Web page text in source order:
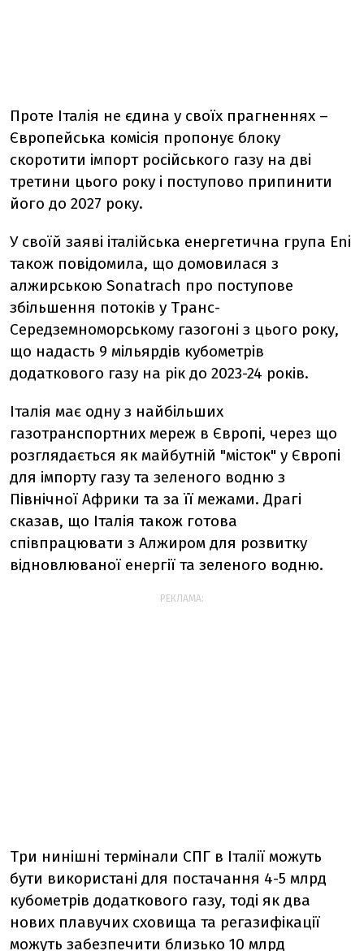
Проте Італія не єдина у своїх прагненнях –
Європейська комісія пропонує блоку
скоротити імпорт російського газу на дві
третини цього року і поступово припинити
його до 2027 року.
У своїй заяві італійська енергетична група Eni
також повідомила, що домовилася з
алжирською Sonatrach про поступове
збільшення потоків у Транс-
Середземноморському газогоні з цього року,
що надасть 9 мільярдів кубометрів
додаткового газу на рік до 2023-24 років.
Італія має одну з найбільших
газотранспортних мереж в Європі, через що
розглядається як майбутній "місток" у Європі
для імпорту газу та зеленого водню з
Північної Африки та за її межами. Драгі
сказав, що Італія також готова
співпрацювати з Алжиром для розвитку
відновлюваної енергії та зеленого водню.
РЕКЛАМА:
Три нинішні термінали СПГ в Італії можуть
бути використані для постачання 4-5 млрд
кубометрів додаткового газу, тоді як два
нових плавучих сховища та регазифікації
можуть забезпечити близько 10 млрд